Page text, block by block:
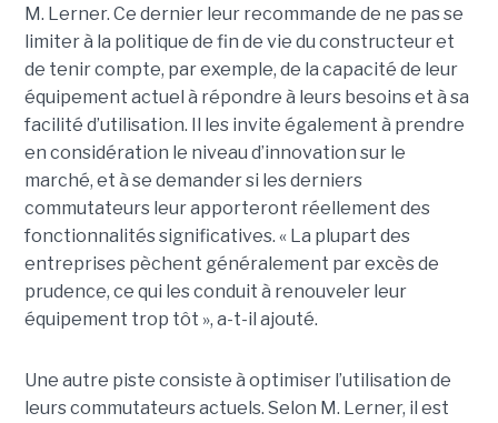
M. Lerner. Ce dernier leur recommande de ne pas se
limiter à la politique de fin de vie du constructeur et
de tenir compte, par exemple, de la capacité de leur
équipement actuel à répondre à leurs besoins et à sa
facilité d’utilisation. Il les invite également à prendre
en considération le niveau d’innovation sur le
marché, et à se demander si les derniers
commutateurs leur apporteront réellement des
fonctionnalités significatives. « La plupart des
entreprises pèchent généralement par excès de
prudence, ce qui les conduit à renouveler leur
équipement trop tôt », a-t-il ajouté.
Une autre piste consiste à optimiser l’utilisation de
leurs commutateurs actuels. Selon M. Lerner, il est